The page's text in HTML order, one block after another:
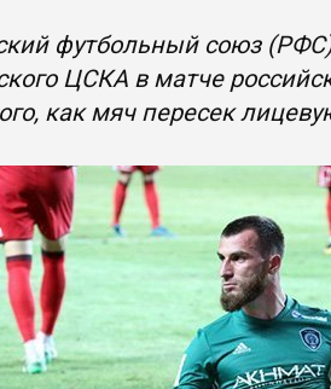
футбольный союз
ЦСКА в матче
как мяч пересек